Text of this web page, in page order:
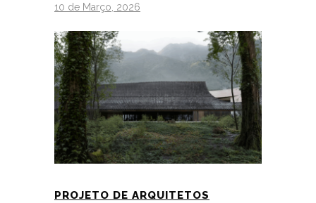
10 de Março, 2026
PROJETO DE ARQUITETOS